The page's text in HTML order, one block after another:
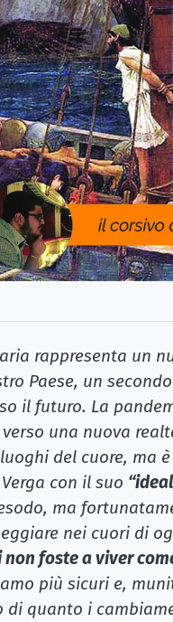
rappresenta un
Paese, un secondo
il futuro. La
una nuova
del cuore, ma
con il suo
ma
nei cuori di
non foste a viver
più sicuri e,
di quanto i